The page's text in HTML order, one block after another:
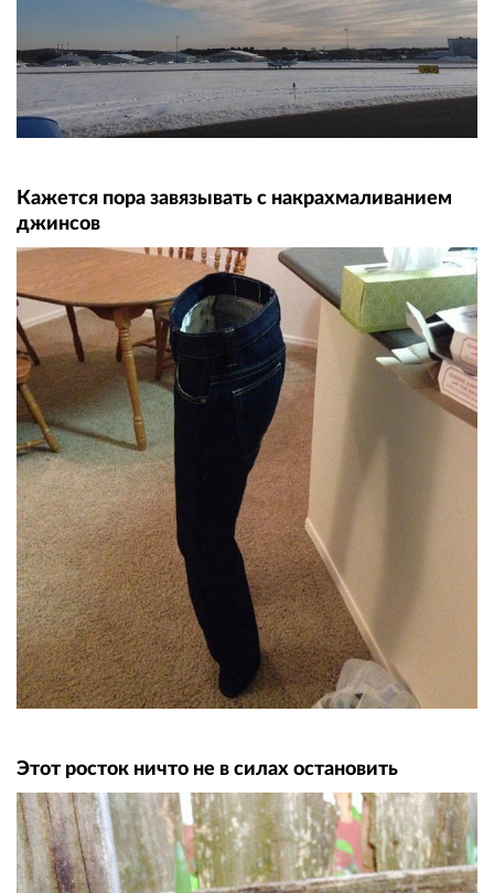
Кажется пора завязывать с накрахмаливанием
джинсов
Этот росток ничто не в силах остановить